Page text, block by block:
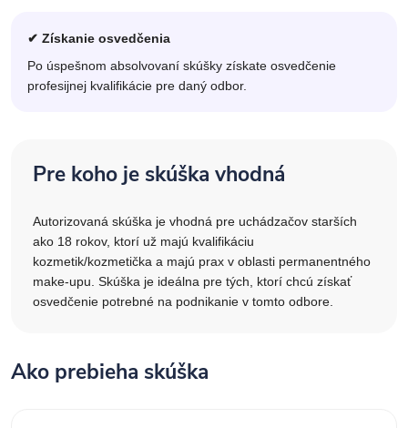
✔ Získanie osvedčenia
Po úspešnom absolvovaní skúšky získate osvedčenie
profesijnej kvalifikácie pre daný odbor.
Pre koho je skúška vhodná
Autorizovaná skúška je vhodná pre uchádzačov starších
ako 18 rokov, ktorí už majú kvalifikáciu
kozmetik/kozmetička a majú prax v oblasti permanentného
make-upu. Skúška je ideálna pre tých, ktorí chcú získať
osvedčenie potrebné na podnikanie v tomto odbore.
Ako prebieha skúška